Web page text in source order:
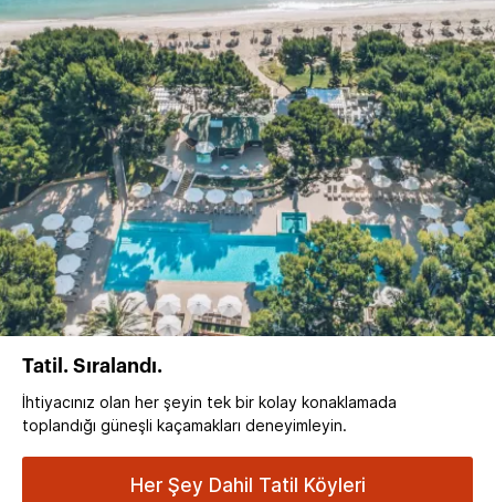
Tatil. Sıralandı.
İhtiyacınız olan her şeyin tek bir kolay konaklamada
toplandığı güneşli kaçamakları deneyimleyin.
Her Şey Dahil Tatil Köyleri